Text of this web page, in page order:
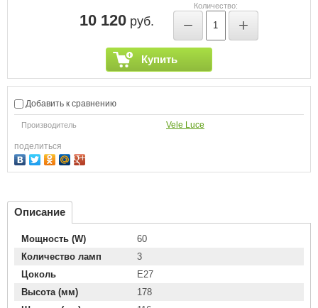
10 120руб.
Количество:
− +
Купить
Добавить к сравнению
Производитель Vele Luce
поделиться
Описание
Мощность (W)
60
Количество ламп
3
Цоколь
E27
Высота (мм)
178